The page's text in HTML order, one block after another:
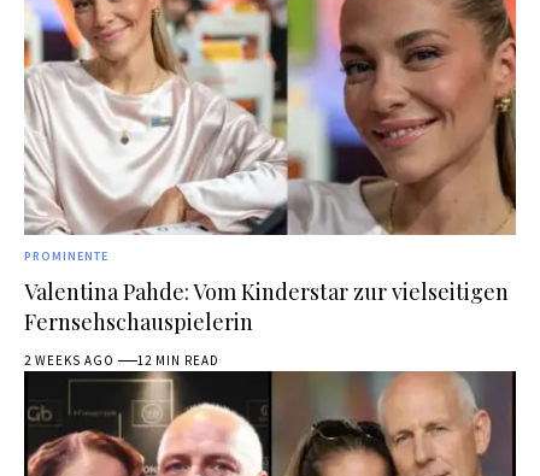
PROMINENTE
Valentina Pahde: Vom Kinderstar zur vielseitigen
Fernsehschauspielerin
2 WEEKS AGO 12 MIN READ